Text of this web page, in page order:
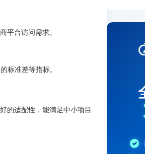
平台访问需求。
标准差等指标。
的适配性，能满足中小项目